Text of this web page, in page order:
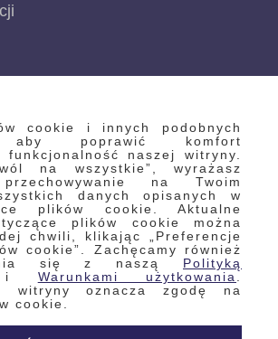
cookie i innych podobnych
aby poprawić komfort
naszej witryny.
na wszystkie”, wyrażasz
na Twoim
danych opisanych w
plików cookie. Aktualne
plików cookie można
chwili, klikając „Preferencje
cookie”. Zachęcamy również
się z naszą Polityką
Warunkami użytkowania
witryny oznacza zgodę na
cookie.
i pliki cookie
nami